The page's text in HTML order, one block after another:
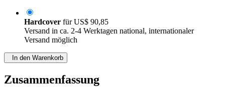
Hardcover fürUS$ 90,85
Versand in ca. 2-4 Werktagen national, internationaler
Versand möglich
In den Warenkorb
Zusammenfassung